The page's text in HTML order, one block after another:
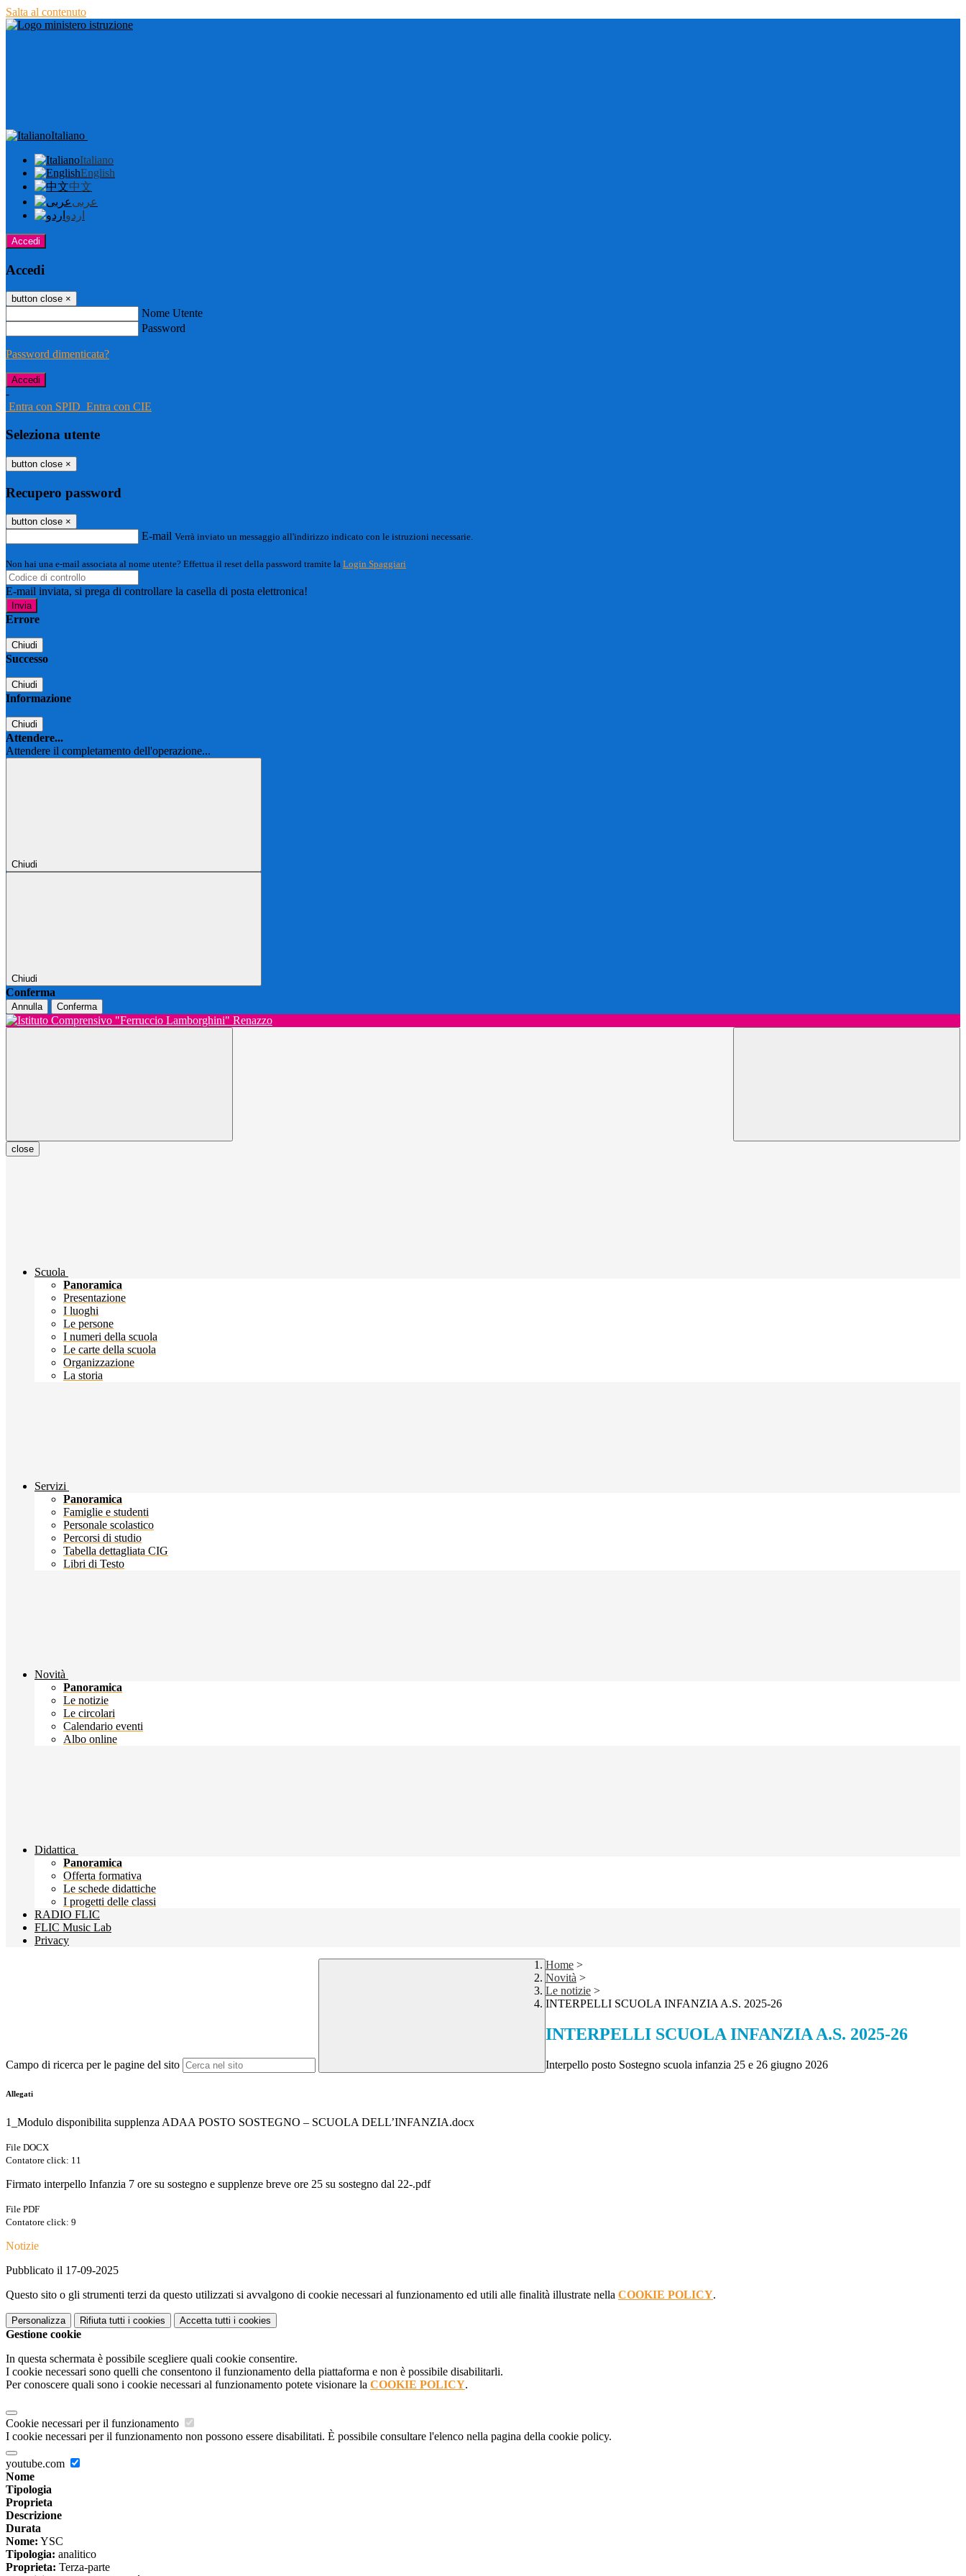
Salta al contenuto
Italiano
Italiano
English
中文
عربى
اردو
Accedi
Accedi
button close ×
Nome Utente
Password
Password dimenticata?
-
Entra con SPID Entra con CIE
Seleziona utente
button close ×
Recupero password
button close ×
E-mail Verrà inviato un messaggio all'indirizzo indicato con le istruzioni necessarie.
Non hai una e-mail associata al nome utente? Effettua il reset della password tramite la Login Spaggiari
E-mail inviata, si prega di controllare la casella di posta elettronica!
Errore
Chiudi
Successo
Chiudi
Informazione
Chiudi
Attendere...
Attendere il completamento dell'operazione...
Chiudi
Chiudi
Conferma
Annulla Conferma
close
Scuola
Panoramica
Presentazione
I luoghi
Le persone
I numeri della scuola
Le carte della scuola
Organizzazione
La storia
Servizi
Panoramica
Famiglie e studenti
Personale scolastico
Percorsi di studio
Tabella dettagliata CIG
Libri di Testo
Novità
Panoramica
Le notizie
Le circolari
Calendario eventi
Albo online
Didattica
Panoramica
Offerta formativa
Le schede didattiche
I progetti delle classi
RADIO FLIC
FLIC Music Lab
Privacy
Campo di ricerca per le pagine del sito
Home >
Novità >
Le notizie >
INTERPELLI SCUOLA INFANZIA A.S. 2025-26
INTERPELLI SCUOLA INFANZIA A.S. 2025-26
Interpello posto Sostegno scuola infanzia 25 e 26 giugno 2026
Allegati
1_Modulo disponibilita supplenza ADAA POSTO SOSTEGNO – SCUOLA DELL’INFANZIA.docx
File DOCX
Contatore click: 11
Firmato interpello Infanzia 7 ore su sostegno e supplenze breve ore 25 su sostegno dal 22-.pdf
File PDF
Contatore click: 9
Notizie
Pubblicato il 17-09-2025
Questo sito o gli strumenti terzi da questo utilizzati si avvalgono di cookie necessari al funzionamento ed utili alle finalità illustrate nella COOKIE POLICY.
Personalizza Rifiuta tutti i cookies Accetta tutti i cookies
Gestione cookie
In questa schermata è possibile scegliere quali cookie consentire.
I cookie necessari sono quelli che consentono il funzionamento della piattaforma e non è possibile disabilitarli.
Per conoscere quali sono i cookie necessari al funzionamento potete visionare la COOKIE POLICY.
Cookie necessari per il funzionamento
I cookie necessari per il funzionamento non possono essere disabilitati. È possibile consultare l'elenco nella pagina della cookie policy.
youtube.com
Nome
Tipologia
Proprieta
Descrizione
Durata
Nome: YSC
Tipologia: analitico
Proprieta: Terza-parte